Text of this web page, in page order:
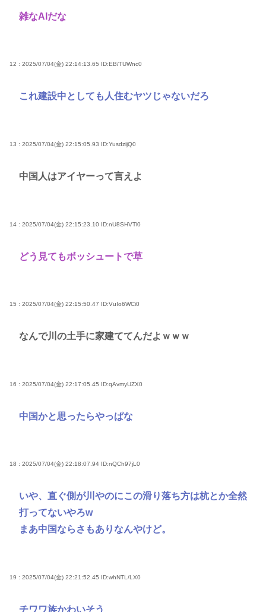
雑なAIだな
12 : 2025/07/04(金) 22:14:13.65 ID:EB/TUWnc0
これ建設中としても人住むヤツじゃないだろ
13 : 2025/07/04(金) 22:15:05.93 ID:YusdzijQ0
中国人はアイヤーって言えよ
14 : 2025/07/04(金) 22:15:23.10 ID:nU8SHVTl0
どう見てもボッシュートで草
15 : 2025/07/04(金) 22:15:50.47 ID:VuIo6WCi0
なんで川の土手に家建ててんだよｗｗｗ
16 : 2025/07/04(金) 22:17:05.45 ID:qAvmyUZX0
中国かと思ったらやっぱな
18 : 2025/07/04(金) 22:18:07.94 ID:nQCh97jL0
いや、直ぐ側が川やのにこの滑り落ち方は杭とか全然
打ってないやろw
まあ中国ならさもありなんやけど。
19 : 2025/07/04(金) 22:21:52.45 ID:whNTL/LX0
チワワ族かわいそう